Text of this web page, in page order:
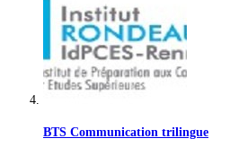
BTS Communication trilingue